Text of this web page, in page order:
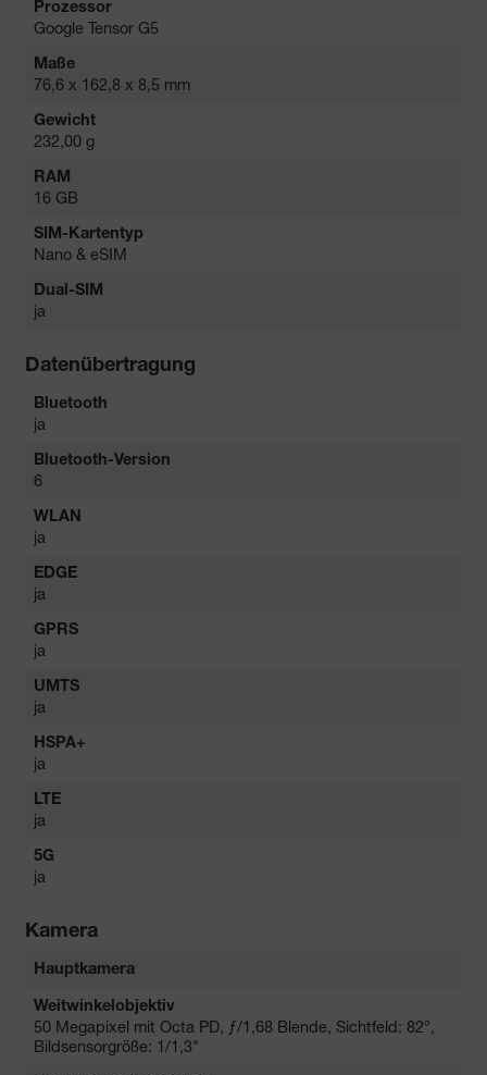
Prozessor
Google Tensor G5
Maße
76,6 x 162,8 x 8,5 mm
Gewicht
232,00 g
RAM
16 GB
SIM-Kartentyp
Nano & eSIM
Dual-SIM
ja
Datenübertragung
Bluetooth
ja
Bluetooth-Version
6
WLAN
ja
EDGE
ja
GPRS
ja
UMTS
ja
HSPA+
ja
LTE
ja
5G
ja
Kamera
Hauptkamera
Weitwinkelobjektiv
50 Megapixel mit Octa PD, ƒ/1,68 Blende, Sichtfeld: 82°,
Bildsensorgröße: 1/1,3"